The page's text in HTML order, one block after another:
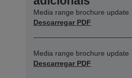
Media range brochure update
Descarregar PDF
Media range brochure update
Descarregar PDF